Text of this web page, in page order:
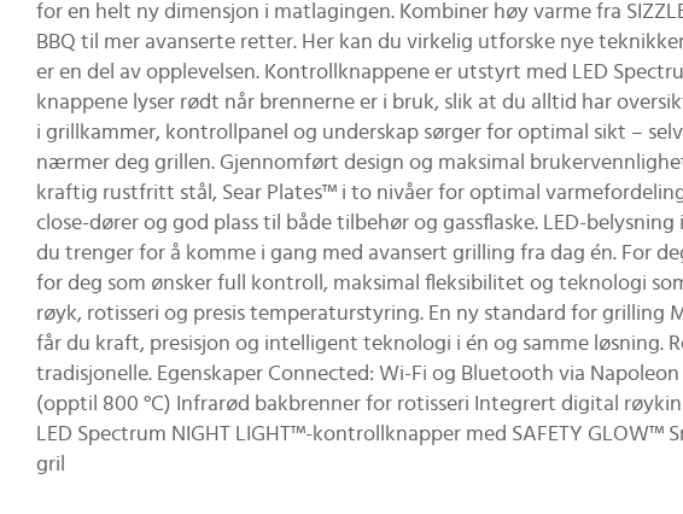
for en helt ny dimensjon i matlagingen. Kombiner høy varme fra
BBQ til mer avanserte retter. Her kan du virkelig utforske nye
er en del av opplevelsen. Kontrollknappene er utstyrt med LED
knappene lyser rødt når brennerne er i bruk, slik at du alltid har
i grillkammer, kontrollpanel og underskap sørger for optimal sikt –
nærmer deg grillen. Gjennomført design og maksimal
kraftig rustfritt stål, Sear Plates™ i to nivåer for optimal
close-dører og god plass til både tilbehør og gassflaske. LED-
du trenger for å komme i gang med avansert grilling fra dag én. For
for deg som ønsker full kontroll, maksimal fleksibilitet og teknologi
røyk, rotisseri og presis temperaturstyring. En ny standard for grilling
får du kraft, presisjon og intelligent teknologi i én og samme løsning.
tradisjonelle. Egenskaper Connected: Wi-Fi og Bluetooth via
(opptil 800 °C) Infrarød bakbrenner for rotisseri Integrert digital
LED Spectrum NIGHT LIGHT™-kontrollknapper med SAFETY
gril